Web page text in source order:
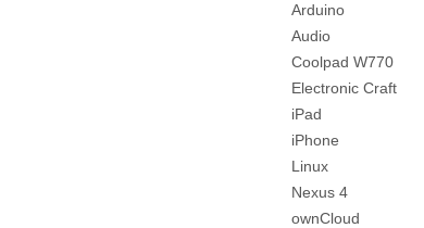
Arduino
Audio
Coolpad W770
Electronic Craft
iPad
iPhone
Linux
Nexus 4
ownCloud